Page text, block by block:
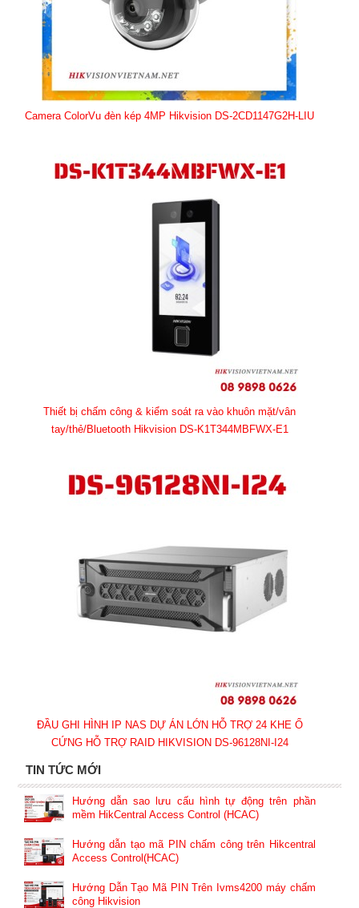
Camera ColorVu đèn kép 4MP Hikvision DS-2CD1147G2H-LIU
Thiết bị chấm công & kiểm soát ra vào khuôn mặt/vân
tay/thẻ/Bluetooth Hikvision DS-K1T344MBFWX-E1
ĐẦU GHI HÌNH IP NAS DỰ ÁN LỚN HỖ TRỢ 24 KHE Ổ
CỨNG HỖ TRỢ RAID HIKVISION DS-96128NI-I24
TIN TỨC MỚI
Hướng dẫn sao lưu cấu hình tự động trên phần
mềm HikCentral Access Control (HCAC)
Hướng dẫn tạo mã PIN chấm công trên Hikcentral
Access Control(HCAC)
Hướng Dẫn Tạo Mã PIN Trên Ivms4200 máy chấm
công Hikvision